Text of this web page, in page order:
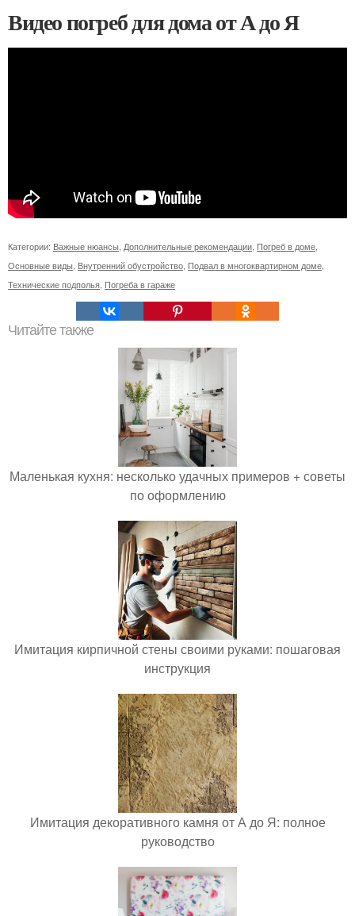
Видео погреб для дома от А до Я
Категории: Важные нюансы Дополнительные рекомендации Погреб в доме
Основные виды Внутренний обустройство Подвал в многоквартирном доме
Технические подполья Погреба в гараже
Читайте также
Маленькая кухня: несколько удачных примеров + советы
по оформлению
Имитация кирпичной стены своими руками: пошаговая
инструкция
Имитация декоративного камня от А до Я: полное
руководство